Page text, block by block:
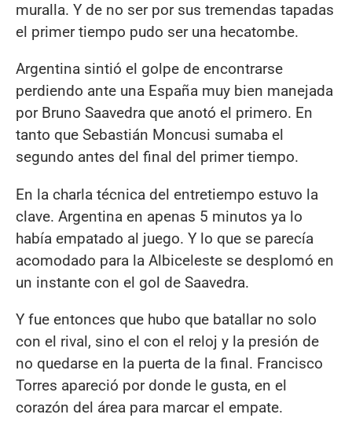
muralla. Y de no ser por sus tremendas tapadas
el primer tiempo pudo ser una hecatombe.
Argentina sintió el golpe de encontrarse
perdiendo ante una España muy bien manejada
por Bruno Saavedra que anotó el primero. En
tanto que Sebastián Moncusi sumaba el
segundo antes del final del primer tiempo.
En la charla técnica del entretiempo estuvo la
clave. Argentina en apenas 5 minutos ya lo
había empatado al juego. Y lo que se parecía
acomodado para la Albiceleste se desplomó en
un instante con el gol de Saavedra.
Y fue entonces que hubo que batallar no solo
con el rival, sino el con el reloj y la presión de
no quedarse en la puerta de la final. Francisco
Torres apareció por donde le gusta, en el
corazón del área para marcar el empate.